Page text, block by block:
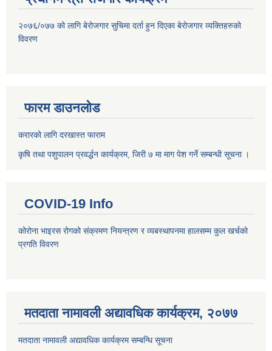
२०७६/०७७ को लागि बेरोजगार सुचिमा दर्ता हुन दिएका बेरोजगार व्यक्तिहरुको
विवरण
फारम डाउनलोड
करारको लागि दरखास्त फाराम
कृषि तथा पशुपालन प्रवर्द्धन कार्यक्रम, जिरी ७ मा माग पेश गर्ने सम्बन्धी सूचना ।
COVID-19 Info
कोरोना भाइरस रोगको संक्रमण नियन्त्रण र व्यबस्थापनमा हालसम्म कुल खर्चको
प्रगति विवरण
मतदाता नामावली अद्यावधिक कार्यक्रम, २०७७
मतदाता नामावली अद्यावधिक कार्यक्रम सम्बन्धि सूचना